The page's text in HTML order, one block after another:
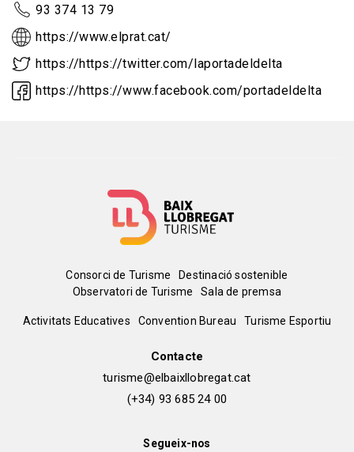
93 374 13 79
https://www.elprat.cat/
https://https://twitter.com/laportadeldelta
https://https://www.facebook.com/portadeldelta
Menú
del
Consorci de Turisme
Destinació sostenible
Observatori de Turisme
Sala de premsa
Peu
Activitats Educatives Convention Bureau Turisme Esportiu
Contacte
turisme@elbaixllobregat.cat
(+34) 93 685 24 00
Segueix-nos